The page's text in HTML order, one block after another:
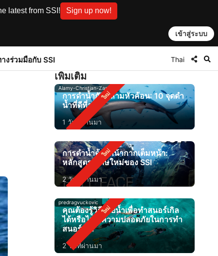
latest from SSI! Sign up now!
เข้าสู่ระบบ
งร่วมมือกับ SSI Thai
เพิ่มเติม
Alamy-Christian-Zappel
การดำน้ำกับฉลามหัวค้อน: 10 จุดดำ
น้ำที่ดีที่สุด
1 วันที่ผ่านมา
การดำน้ำด้วยหน้ากากเต็มหน้า:
หลักสูตรพิเศษใหม่ของ SSI
2 วันที่ผ่านมา
predragvuckovic
คุณต้องรู้วิธีว่ายน้ำเพื่อทำสนอร์เกิล
ได้หรือไม่? ความปลอดภัยในการทำ
สนอร์เกิล
2 วันที่ผ่านมา